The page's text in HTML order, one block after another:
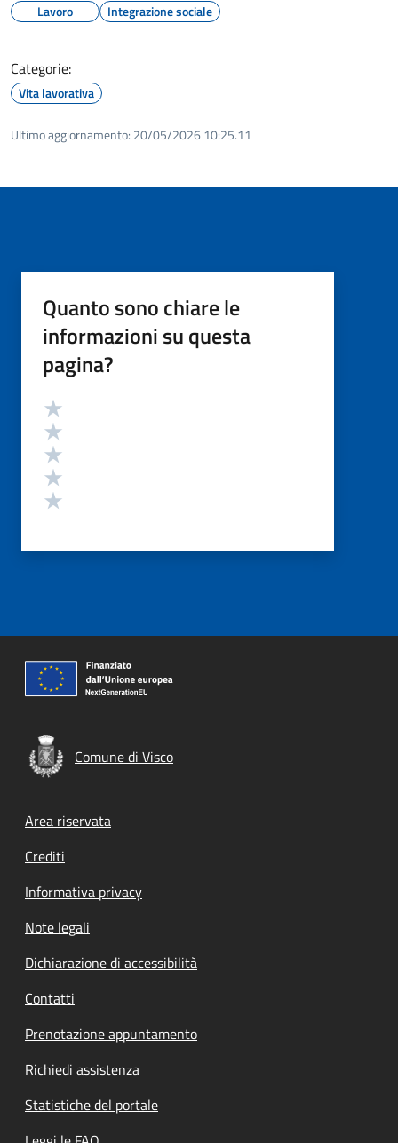
Lavoro Integrazione sociale
Categorie:
Vita lavorativa
Ultimo aggiornamento: 20/05/2026 10:25.11
Quanto sono chiare le
informazioni su questa
pagina?
Valutazione
Comune di Visco
Footer menu
Area riservata
Crediti
Informativa privacy
Note legali
Dichiarazione di accessibilità
Contatti
Prenotazione appuntamento
Richiedi assistenza
Statistiche del portale